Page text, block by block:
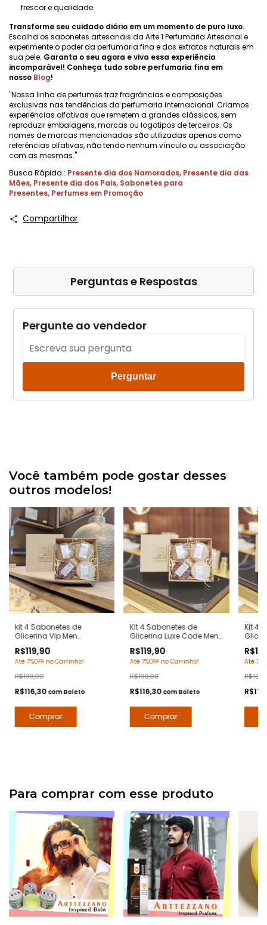
frescor e qualidade.
Transforme seu cuidado diário em um momento de puro luxo.
Escolha os sabonetes artesanais da Arte 1 Perfumaria Artesanal e
experimente o poder da perfumaria fina e dos extratos naturais em
sua pele. Garanta o seu agora e viva essa experiência
incomparável! Conheça tudo sobre perfumaria fina em
nosso Blog!
"Nossa linha de perfumes traz fragrâncias e composições
exclusivas nas tendências da perfumaria internacional. Criamos
experiências olfativas que remetem a grandes clássicos, sem
reproduzir embalagens, marcas ou logotipos de terceiros. Os
nomes de marcas mencionadas são utilizadas apenas como
referências olfativas, não tendo nenhum vínculo ou associação
com as mesmas."
Busca Rápida.: Presente dia dos Namorados, Presente dia das
Mães, Presente dia dos Pais, Sabonetes para
Presentes, Perfumes em Promoção
Compartilhar
Perguntas e Respostas
Pergunte ao vendedor
Perguntar
Você também pode gostar desses
outros modelos!
kit 4 Sabonetes de
Glicerina Vip Men
Notas 212 Vip Men
Carolina Herrera -
Hidratante com Extratos
Naturais - Arte 1 Perfumes
R$119,90
Até 7%OFF no Carrinho!
R$139,90
R$116,30 comBoleto
Kit 4 Sabonetes de
Glicerina Luxe Code Men
Armani Code -
Hidratante com Extratos
Naturais - Arte 1 Perfumes
R$119,90
Até 7%OFF no Carrinho!
R$139,90
R$116,30 comBoleto
Kit 4
Até
Para comprar com esse produto